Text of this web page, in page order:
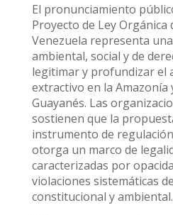
El pronunciamiento
Proyecto de Ley Orgánica
Venezuela representa
ambiental, social y de
legitimar y profundizar el
extractivo en la Amazonía
Guayanés. Las
sostienen que la
instrumento de
otorga un marco de
caracterizadas por
violaciones sistemáticas
constitucional y ambiental.